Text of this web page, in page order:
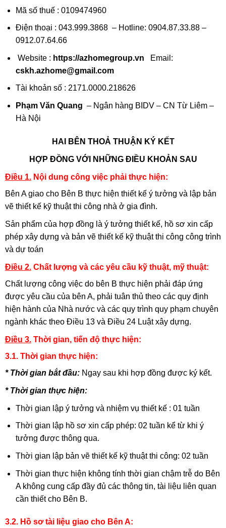
Mã số thuế : 0109474960
Điện thoại : 043.999.3868 – Hotline: 0904.87.33.88 –
0912.07.64.66
Website : https://azhomegroup.vn
Email:
cskh.azhome@gmail.com
Tài khoản số : 2171.0000.218626
Phạm Văn Quang – Ngân hàng BIDV – CN Từ Liêm –
Hà Nội
HAI BÊN THOẢ THUẬN KÝ KẾT
HỢP ĐỒNG VỚI NHỮNG ĐIỀU KHOẢN SAU
Điều 1.Nội dung công việc phải thực hiện:
Bên A giao cho Bên B thực hiện thiết kế ý tưởng và lập bản
vẽ thiết kế kỹ thuật thi công nhà ở gia đình.
Sản phẩm của hợp đồng là ý tưởng thiết kế, hồ sơ xin cấp
phép xây dựng và bản vẽ thiết kế kỹ thuật thi công công trình
và dự toán
Điều 2. Chất lượng và các yêu cầu kỹ thuật, mỹ thuật:
Chất lượng công việc do bên B thực hiện phải đáp ứng
được yêu cầu của bên A, phải tuân thủ theo các quy định
hiện hành của Nhà nước và các quy trình quy phạm chuyên
ngành khác theo Điều 13 và Điều 24 Luật xây dựng.
Điều 3.Thời gian, tiến độ thực hiện:
3.1. Thời gian thực hiện:
* Thời gian bắt đầu:Ngay sau khi hợp đồng được ký kết.
* Thời gian thực hiện:
Thời gian lập ý tưởng và nhiệm vụ thiết kế : 01 tuần
Thời gian lập hồ sơ xin cấp phép: 02 tuần kể từ khi ý
tưởng được thông qua.
Thời gian lập bản vẽ thiết kế kỹ thuật thi công: 02 tuần
Thời gian thực hiện không tính thời gian chậm trễ do Bên
A không cung cấp đầy đủ các thông tin, tài liệu liên quan
cần thiết cho Bên B.
3.2. Hồ sơ tài liệu giao cho Bên A: